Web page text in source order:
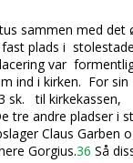
sammen med det
plads i
var
ind i kirken. For sin
sk. til kirkekassen,
tre andre pladser i
Claus Garben
Gorgius.36 Så